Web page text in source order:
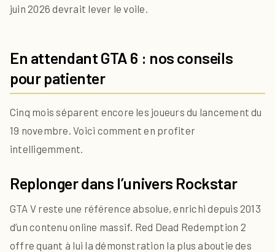
juin 2026 devrait lever le voile.
En attendant GTA 6 : nos conseils
pour patienter
Cinq mois séparent encore les joueurs du lancement du
19 novembre. Voici comment en profiter
intelligemment.
Replonger dans l’univers Rockstar
GTA V reste une référence absolue, enrichi depuis 2013
d’un contenu online massif. Red Dead Redemption 2
offre quant à lui la démonstration la plus aboutie des